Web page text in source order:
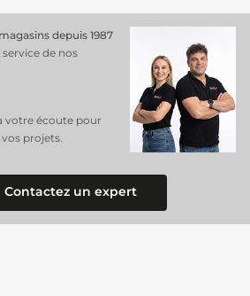
depuis 1987
service de nos
votre écoute pour
projets.
Contactez un expert